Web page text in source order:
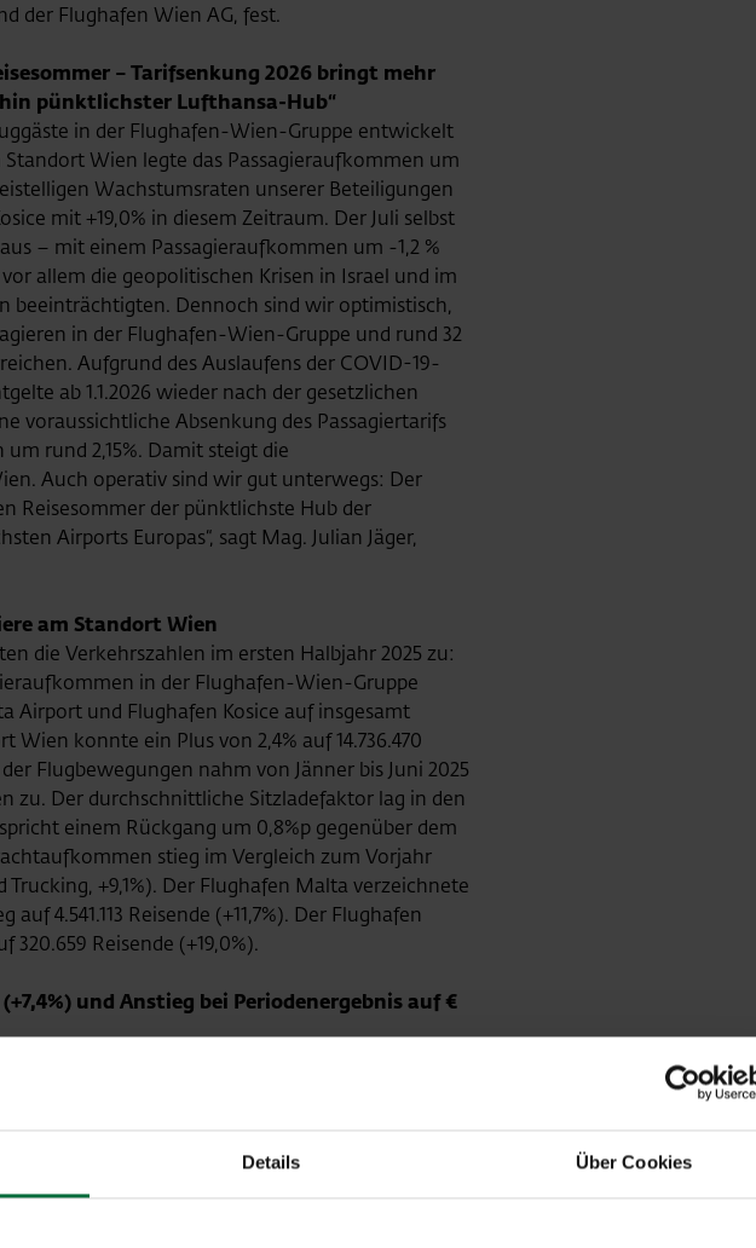
Details Über Cookies
der Flughafen Wien AG, fest.
– Tarifsenkung 2026 bringt mehr
pünktlichster Lufthansa-Hub“
in der Flughafen-Wien-Gruppe entwickelt
Standort Wien legte das Passagieraufkommen um
Wachstumsraten unserer Beteiligungen
mit +19,0% in diesem Zeitraum. Der Juli selbst
– mit einem Passagieraufkommen um -1,2 %
allem die geopolitischen Krisen in Israel und im
beeinträchtigten. Dennoch sind wir optimistisch,
in der Flughafen-Wien-Gruppe und rund 32
Aufgrund des Auslaufens der COVID-19-
ab 1.1.2026 wieder nach der gesetzlichen
voraussichtliche Absenkung des Passagiertarifs
rund 2,15%. Damit steigt die
Auch operativ sind wir gut unterwegs: Der
Reisesommer der pünktlichste Hub der
Airports Europas“, sagt Mag. Julian Jäger,
am Standort Wien
die Verkehrszahlen im ersten Halbjahr 2025 zu:
in der Flughafen-Wien-Gruppe
Airport und Flughafen Kosice auf insgesamt
Wien konnte ein Plus von 2,4% auf 14.736.470
Flugbewegungen nahm von Jänner bis Juni 2025
zu. Der durchschnittliche Sitzladefaktor lag in den
einem Rückgang um 0,8%p gegenüber dem
stieg im Vergleich zum Vorjahr
+9,1%). Der Flughafen Malta verzeichnete
4.541.113 Reisende (+11,7%). Der Flughafen
320.659 Reisende (+19,0%).
und Anstieg bei Periodenergebnis auf €
einen Umsatz von € 524,4 Mio., was einem
488,4 Mio.) entspricht. Das EBITDA erhöhte sich
€ 204,9 Mio.) und das EBIT stieg auf € 146,1
vor Minderheiten ist in H1/2025 auf € 115,1
deutliche Ergebniszuwachs ist auf die gute
Finanzergebnis in Folge der Entschuldung
Cashflow aus der laufenden Geschäftstätigkeit